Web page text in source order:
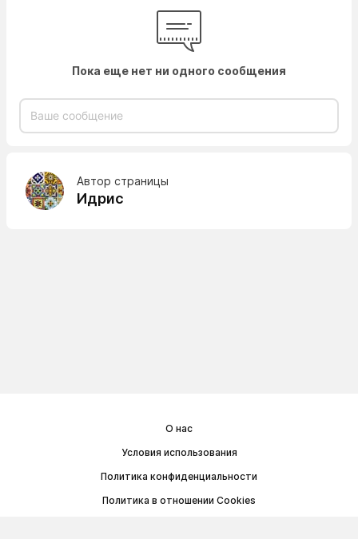
Пока еще нет ни одного сообщения
Автор страницы
Идрис
О нас
Условия использования
Политика конфиденциальности
Политика в отношении Cookies